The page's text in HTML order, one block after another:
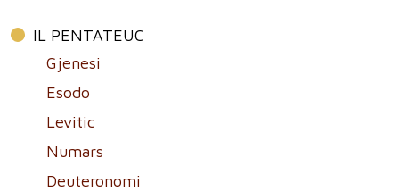
IL PENTATEUC
Gjenesi
Esodo
Levitic
Numars
Deuteronomi